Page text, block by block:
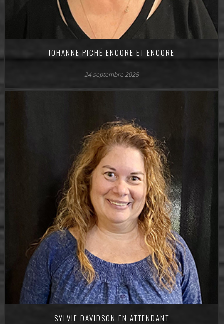
JOHANNE PICHÉ ENCORE ET ENCORE
24 septembre 2025
SYLVIE DAVIDSON EN ATTENDANT